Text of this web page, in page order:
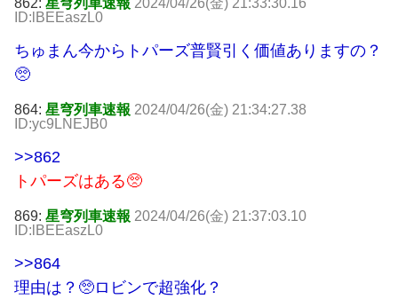
862: 星穹列車速報 2024/04/26(金) 21:33:30.16
ID:lBEEaszL0
ちゅまん今からトパーズ普賢引く価値ありますの？
🥺
864: 星穹列車速報 2024/04/26(金) 21:34:27.38
ID:yc9LNEJB0
>>862
トパーズはある🥺
869: 星穹列車速報 2024/04/26(金) 21:37:03.10
ID:lBEEaszL0
>>864
理由は？🥺ロビンで超強化？